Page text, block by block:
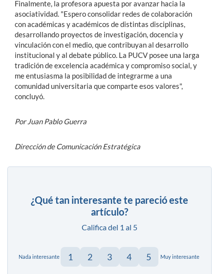
Finalmente, la profesora apuesta por avanzar hacia la
asociatividad. "Espero consolidar redes de colaboración
con académicas y académicos de distintas disciplinas,
desarrollando proyectos de investigación, docencia y
vinculación con el medio, que contribuyan al desarrollo
institucional y al debate público. La PUCV posee una larga
tradición de excelencia académica y compromiso social, y
me entusiasma la posibilidad de integrarme a una
comunidad universitaria que comparte esos valores",
concluyó.
Por Juan Pablo Guerra
Dirección de Comunicación Estratégica
¿Qué tan interesante te pareció este
artículo?
Califica del 1 al 5
Nada interesante 1 2 3 4 5 Muy interesante